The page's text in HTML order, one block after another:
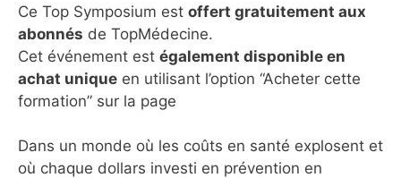
Ce Top Symposium est offert gratuitement aux
abonnés de TopMédecine.
Cet événement est également disponible en
achat unique en utilisant l’option “Acheter cette
formation” sur la page
Dans un monde où les coûts en santé explosent et
où chaque dollars investi en prévention en